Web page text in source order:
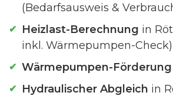
(Bedarfsausweis &
Heizlast-Berechnung in
inkl. Wärmepumpen-Check)
Wärmepumpen-Förderung
Hydraulischer Abgleich in